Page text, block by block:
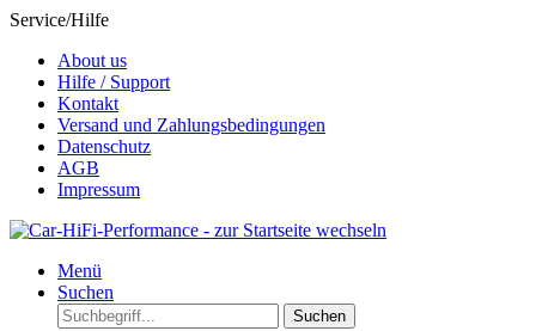
Service/Hilfe
About us
Hilfe / Support
Kontakt
Versand und Zahlungsbedingungen
Datenschutz
AGB
Impressum
Menü
Suchen
Suchen